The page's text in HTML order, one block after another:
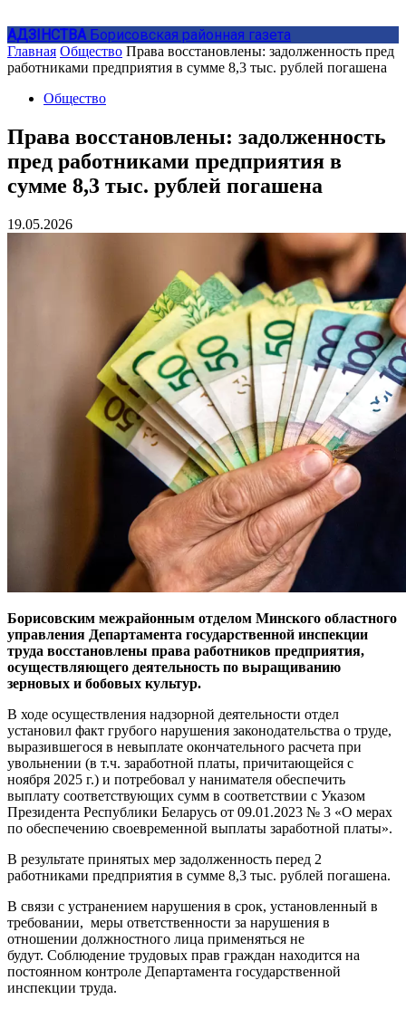
АДЗIНСТВА Борисовская районная газета
Главная Общество Права восстановлены: задолженность пред
работниками предприятия в сумме 8,3 тыс. рублей погашена
Общество
Права восстановлены: задолженность
пред работниками предприятия в
сумме 8,3 тыс. рублей погашена
19.05.2026
Борисовским межрайонным отделом Минского областного
управления Департамента государственной инспекции
труда восстановлены права работников предприятия,
осуществляющего деятельность по выращиванию
зерновых и бобовых культур.
В ходе осуществления надзорной деятельности отдел
установил факт грубого нарушения законодательства о труде,
выразившегося в невыплате окончательного расчета при
увольнении (в т.ч. заработной платы, причитающейся с
ноября 2025 г.) и потребовал у нанимателя обеспечить
выплату соответствующих сумм в соответствии с Указом
Президента Республики Беларусь от 09.01.2023 № 3 «О мерах
по обеспечению своевременной выплаты заработной платы».
В результате принятых мер задолженность перед 2
работниками предприятия в сумме 8,3 тыс. рублей погашена.
В связи с устранением нарушения в срок, установленный в
требовании, меры ответственности за нарушения в
отношении должностного лица применяться не
будут. Соблюдение трудовых прав граждан находится на
постоянном контроле Департамента государственной
инспекции труда.